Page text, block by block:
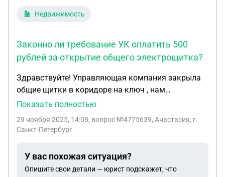
Недвижимость
Законно ли требование УК оплатить 500
рублей за открытие общего электрощитка?
Здравствуйте! Управляющая компания закрыла
общие щитки в коридоре на ключ , нам
понадобились обесточить полностью квартиру
внутреквартирным щитком . Написали заранее
отключения общего щитка стоит 500 р . На
сколько это законно ? Мы же каждый месяц
Показать полностью
29 ноября 2025, 14:08, вопрос №4775639, Анастасия, г.
Санкт-Петербург
У вас похожая ситуация?
Опишите свои детали — юрист подскажет, что